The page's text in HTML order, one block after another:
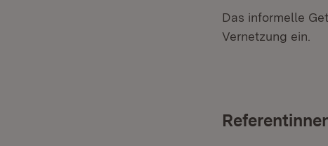
Das informelle
Vernetzung ein.